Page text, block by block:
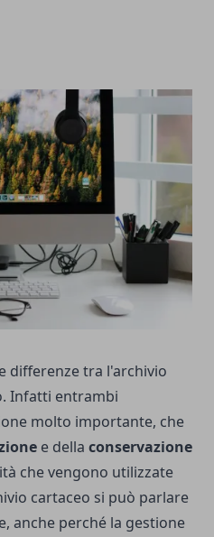
differenze tra l'archivio
Infatti entrambi
molto importante, che
e della conservazione
che vengono utilizzate
cartaceo si può parlare
anche perché la gestione